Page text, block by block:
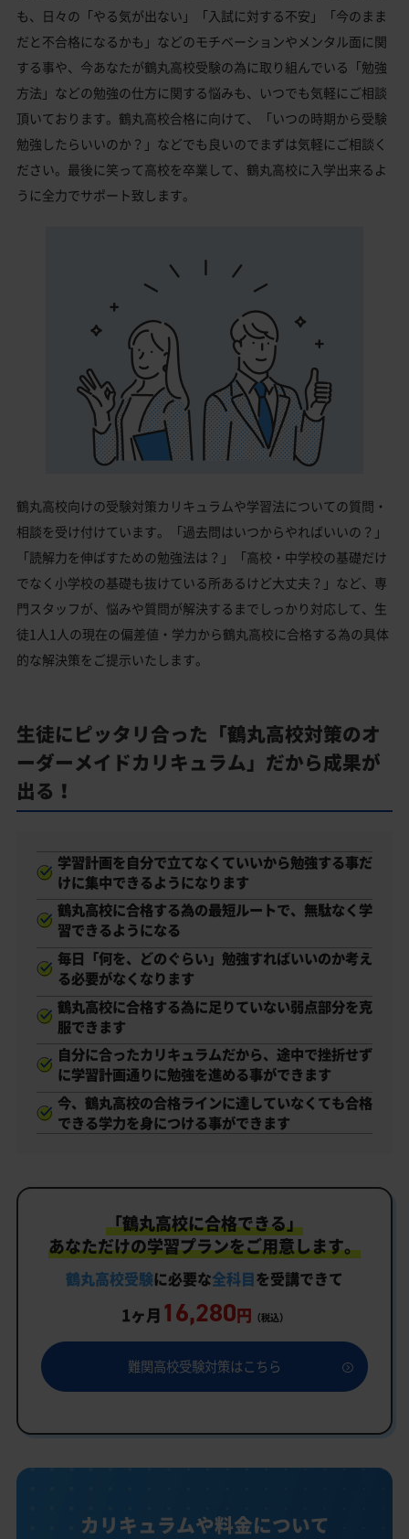
も、日々の「やる気が出ない」「入試に対する不安」「今のまま
だと不合格になるかも」などのモチベーションやメンタル面に関
する事や、今あなたが鶴丸高校受験の為に取り組んでいる「勉強
方法」などの勉強の仕方に関する悩みも、いつでも気軽にご相談
頂いております。鶴丸高校合格に向けて、「いつの時期から受験
勉強したらいいのか？」などでも良いのでまずは気軽にご相談く
ださい。最後に笑って高校を卒業して、鶴丸高校に入学出来るよ
うに全力でサポート致します。
鶴丸高校向けの受験対策カリキュラムや学習法についての質問・
相談を受け付けています。「過去問はいつからやればいいの？」
「読解力を伸ばすための勉強法は？」「高校・中学校の基礎だけ
でなく小学校の基礎も抜けている所あるけど大丈夫？」など、専
門スタッフが、悩みや質問が解決するまでしっかり対応して、生
徒1人1人の現在の偏差値・学力から鶴丸高校に合格する為の具体
的な解決策をご提示いたします。
生徒にピッタリ合った「鶴丸高校対策のオ
ーダーメイドカリキュラム」だから成果が
出る！
学習計画を自分で立てなくていいから勉強する事だ
けに集中できるようになります
鶴丸高校に合格する為の最短ルートで、無駄なく学
習できるようになる
毎日「何を、どのぐらい」勉強すればいいのか考え
る必要がなくなります
鶴丸高校に合格する為に足りていない弱点部分を克
服できます
自分に合ったカリキュラムだから、途中で挫折せず
に学習計画通りに勉強を進める事ができます
今、鶴丸高校の合格ラインに達していなくても合格
できる学力を身につける事ができます
「鶴丸高校に合格できる」
あなただけの学習プランをご用意します。
鶴丸高校受験に必要な全科目を受講できて
1ヶ月 16,280円 （税込）
難関高校受験対策はこちら
カリキュラムや料金について